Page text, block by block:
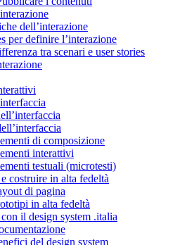
dell’interazione
per definire l’interazione
tra scenari e user stories
di composizione
interattivi
testuali (microtesti)
costruire in alta fedeltà
di pagina
in alta fedeltà
il design system .italia
del design system